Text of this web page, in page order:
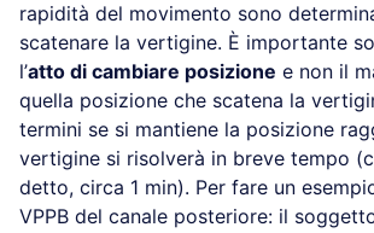
rapidità del movimento sono
scatenare la vertigine. È importante
l’atto di cambiare posizione e non il
quella posizione che scatena la
termini se si mantiene la posizione
vertigine si risolverà in breve tempo
detto, circa 1 min). Per fare un
VPPB del canale posteriore: il